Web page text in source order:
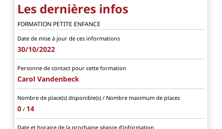
Les dernières infos
FORMATION PETITE ENFANCE
Date de mise à jour de ces informations
30/10/2022
Personne de contact pour cette formation
Carol Vandenbeck
Nombre de place(s) disponible(s) / Nombre maximum de places
0 / 14
Date et horaire de la prochaine séance d’information